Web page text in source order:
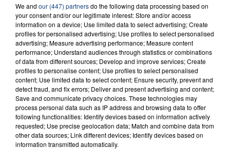
FIL D'ACTU
We and our (447) partnersdo the following data processing based on
your consent and/or our legitimate interest: Store and/or access
information on a device; Use limited data to select advertising; Create
profiles for personalised advertising; Use profiles to select personalised
advertising; Measure advertising performance; Measure content
performance; Understand audiences through statistics or combinations
of data from different sources; Develop and improve services; Create
profiles to personalise content; Use profiles to select personalised
content; Use limited data to select content; Ensure security, prevent and
detect fraud, and fix errors; Deliver and present advertising and content;
Save and communicate privacy choices. These technologies may
process personal data such as IP address and browsing data to offer
following functionalities: Identify devices based on information actively
requested; Use precise geolocation data; Match and combine data from
other data sources; Link different devices; Identify devices based on
information transmitted automatically.